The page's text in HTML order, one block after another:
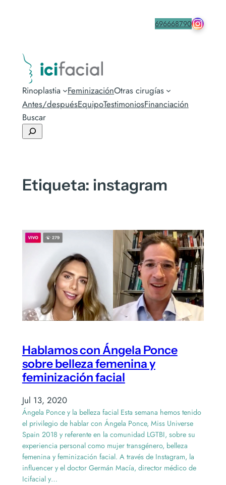
Contacta696668790
Rinoplastia FeminizaciónOtras cirugías
Antes/despuésEquipoTestimoniosFinanciación
Buscar
Etiqueta: instagram
Hablamos con Ángela Ponce
sobre belleza femenina y
feminización facial
Jul 13, 2020
Ángela Ponce y la belleza facial Esta semana hemos tenido
el privilegio de hablar con Ángela Ponce, Miss Universe
Spain 2018 y referente en la comunidad LGTBI, sobre su
experiencia personal como mujer transgénero, belleza
femenina y feminización facial. A través de Instagram, la
influencer y el doctor Germán Macía, director médico de
Icifacial y…